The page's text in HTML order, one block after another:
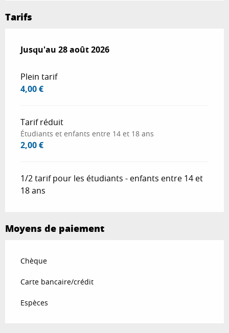
Tarifs
Du22 avril 2026au28 août 2026
Jusqu'au 28 août 2026
Plein tarif
4,00 €
Tarif réduit
Étudiants et enfants entre 14 et 18 ans
2,00 €
1/2 tarif pour les étudiants - enfants entre 14 et
18 ans
Moyens de paiement
Chèque
Carte bancaire/crédit
Espèces